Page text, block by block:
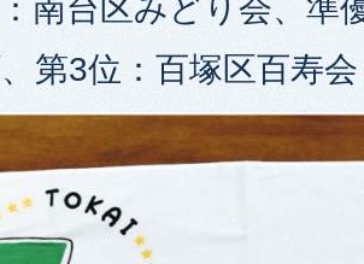
南台区みどり会、準
第3位：百塚区百寿会